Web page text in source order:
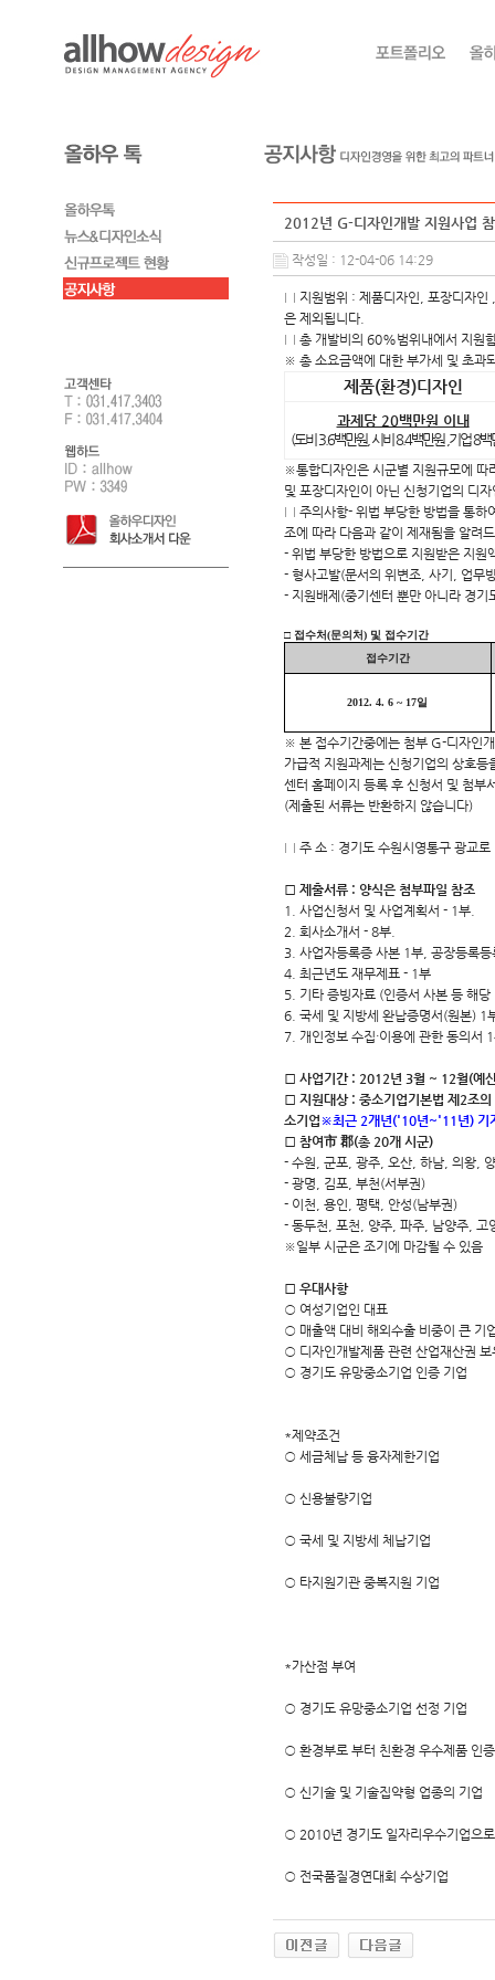
2012년 G-디자인개발 지원사업
작성일 : 12-04-06 14:29
□ 지원범위 : 제품디자인, 포장디자인
은 제외됩니다.
□ 총 개발비의 60%범위내에서 지원
※ 총 소요금액에 대한 부가세 및 초과
제품(환경)디자인
과제당 20백만원 이내
(도비 3.6백만원, 시비 8.4백만원 ,기업 8백
※통합디자인은 시군별 지원규모에 따
및 포장디자인이 아닌 신청기업의 디
□ 주의사항- 위법 부당한 방법을 통하
조에 따라 다음과 같이 제재됨을 알려
- 위법 부당한 방법으로 지원받은 지원
- 형사고발(문서의 위변조, 사기, 업무
- 지원배제(중기센터 뿐만 아니라 경기
□ 접수처(문의처) 및 접수기간
접수기간
2012. 4. 6 ~ 17일
※ 본 접수기간중에는 첨부 G-디자인
가급적 지원과제는 신청기업의 상호
센터 홈페이지 등록 후 신청서 및 첨부
(제출된 서류는 반환하지 않습니다)
□ 주 소 : 경기도 수원시영통구 광교
□ 제출서류 : 양식은 첨부파일 참조
1. 사업신청서 및 사업계획서 - 1부.
2. 회사소개서 - 8부.
3. 사업자등록증 사본 1부, 공장등록
4. 최근년도 재무제표 - 1부
5. 기타 증빙자료 (인증서 사본 등 해당
6. 국세 및 지방세 완납증명서(원본) 1
7. 개인정보 수집·이용에 관한 동의서
□ 사업기간 : 2012년 3월 ~ 12월(예
□ 지원대상 : 중소기업기본법 제2조
소기업※최근 2개년('10년~'11년) 기
□ 참여市 郡(총 20개 시군)
- 수원, 군포, 광주, 오산, 하남, 의왕,
- 광명, 김포, 부천(서부권)
- 이천, 용인, 평택, 안성(남부권)
- 동두천, 포천, 양주, 파주, 남양주, 고
※일부 시군은 조기에 마감될 수 있음
□ 우대사항
○ 여성기업인 대표
○ 매출액 대비 해외수출 비중이 큰 기
○ 디자인개발제품 관련 산업재산권 보
○ 경기도 유망중소기업 인증 기업
*제약조건
○ 세금체납 등 융자제한기업
○ 신용불량기업
○ 국세 및 지방세 체납기업
○ 타지원기관 중복지원 기업
*가산점 부여
○ 경기도 유망중소기업 선정 기업
○ 환경부로 부터 친환경 우수제품 인
○ 신기술 및 기술집약형 업종의 기업
○ 2010년 경기도 일자리우수기업으
○ 전국품질경연대회 수상기업